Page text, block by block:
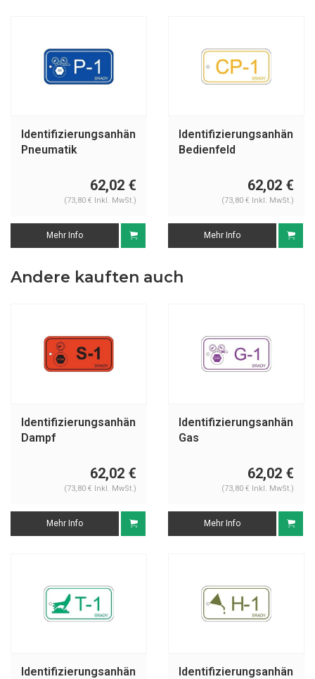
Identifizierungsanhänger
Pneumatik
62,02 €
(73,80 € Inkl. MwSt.)
Mehr Info
Identifizierungsanhänger
Bedienfeld
62,02 €
(73,80 € Inkl. MwSt.)
Mehr Info
Andere kauften auch
Identifizierungsanhänger
Dampf
62,02 €
(73,80 € Inkl. MwSt.)
Mehr Info
Identifizierungsanhänger
Gas
62,02 €
(73,80 € Inkl. MwSt.)
Mehr Info
Identifizierungsanhänger
Identifizierungsanhänger